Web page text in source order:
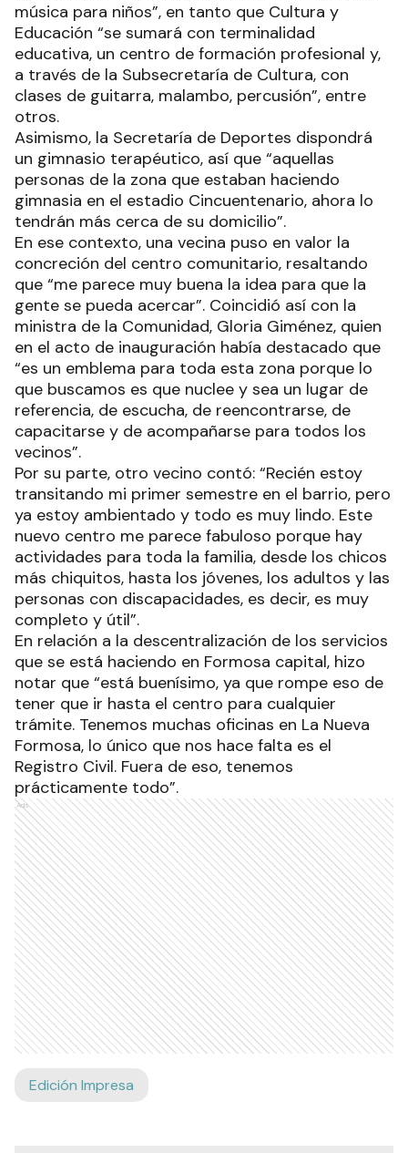
música para niños”, en tanto que Cultura y
Educación “se sumará con terminalidad
educativa, un centro de formación profesional y,
a través de la Subsecretaría de Cultura, con
clases de guitarra, malambo, percusión”, entre
otros.
Asimismo, la Secretaría de Deportes dispondrá
un gimnasio terapéutico, así que “aquellas
personas de la zona que estaban haciendo
gimnasia en el estadio Cincuentenario, ahora lo
tendrán más cerca de su domicilio”.
En ese contexto, una vecina puso en valor la
concreción del centro comunitario, resaltando
que “me parece muy buena la idea para que la
gente se pueda acercar”. Coincidió así con la
ministra de la Comunidad, Gloria Giménez, quien
en el acto de inauguración había destacado que
“es un emblema para toda esta zona porque lo
que buscamos es que nuclee y sea un lugar de
referencia, de escucha, de reencontrarse, de
capacitarse y de acompañarse para todos los
vecinos”.
Por su parte, otro vecino contó: “Recién estoy
transitando mi primer semestre en el barrio, pero
ya estoy ambientado y todo es muy lindo. Este
nuevo centro me parece fabuloso porque hay
actividades para toda la familia, desde los chicos
más chiquitos, hasta los jóvenes, los adultos y las
personas con discapacidades, es decir, es muy
completo y útil”.
En relación a la descentralización de los servicios
que se está haciendo en Formosa capital, hizo
notar que “está buenísimo, ya que rompe eso de
tener que ir hasta el centro para cualquier
trámite. Tenemos muchas oficinas en La Nueva
Formosa, lo único que nos hace falta es el
Registro Civil. Fuera de eso, tenemos
prácticamente todo”.
Ads
Edición Impresa